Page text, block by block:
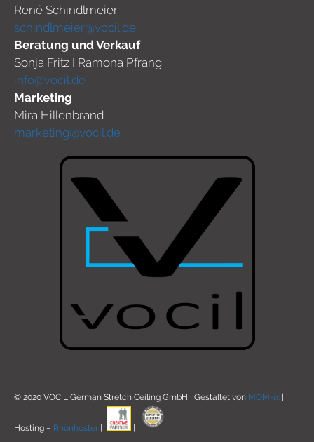
René Schindlmeier
schindlmeier@vocil.de
Beratung und Verkauf
Sonja Fritz I Ramona Pfrang
info@vocil.de
Marketing
Mira Hillenbrand
marketing@vocil.de
© 2020 VOCIL German Stretch Ceiling GmbH I Gestaltet von MOM-ix
Hosting – Rhönhoster